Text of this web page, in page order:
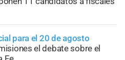
para el 20 de agosto
el debate sobre el